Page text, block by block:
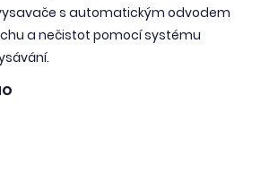
s automatickým odvodem
a nečistot pomocí systému